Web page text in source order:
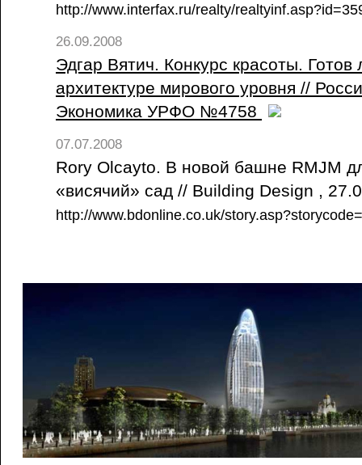
http://www.interfax.ru/realty/
26.09.2008
Эдгар Вятич. Конкурс красоты. Готов
архитектуре мирового уровня //
Экономика УРФО №4758
07.07.2008
Rory Olcayto. В новой башне RMJM
«висячий» сад // Building Design ,
http://www.bdonline.co.uk/